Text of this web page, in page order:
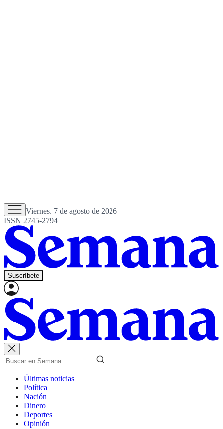
Viernes, 7 de agosto de 2026
ISSN 2745-2794
Suscríbete
Últimas noticias
Política
Nación
Dinero
Deportes
Opinión